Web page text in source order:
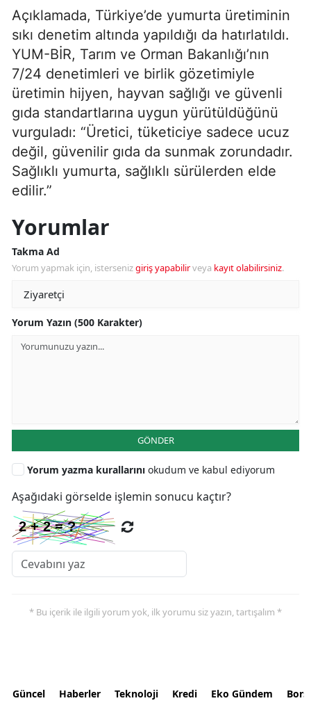
Açıklamada, Türkiye’de yumurta üretiminin
sıkı denetim altında yapıldığı da hatırlatıldı.
YUM-BİR, Tarım ve Orman Bakanlığı’nın
7/24 denetimleri ve birlik gözetimiyle
üretimin hijyen, hayvan sağlığı ve güvenli
gıda standartlarına uygun yürütüldüğünü
vurguladı: “Üretici, tüketiciye sadece ucuz
değil, güvenilir gıda da sunmak zorundadır.
Sağlıklı yumurta, sağlıklı sürülerden elde
edilir.”
Yorumlar
Takma Ad
Yorum yapmak için, istersenizgiriş yapabilirveya kayıt olabilirsiniz.
Yorum Yazın (500 Karakter)
GÖNDER
Yorum yazma kurallarını okudum ve kabul ediyorum
Aşağıdaki görselde işlemin sonucu kaçtır?
* Bu içerik ile ilgili yorum yok, ilk yorumu siz yazın, tartışalım *
Güncel Haberler Teknoloji Kredi Eko Gündem